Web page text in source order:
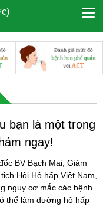
bạn là một trong
ngay!
BV Bạch Mai, Giám
Hội Hô hấp Việt Nam,
nguy cơ mắc các bệnh
thể làm đường hô hấp